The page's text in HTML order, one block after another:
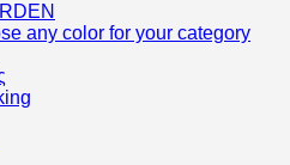
any color for your category